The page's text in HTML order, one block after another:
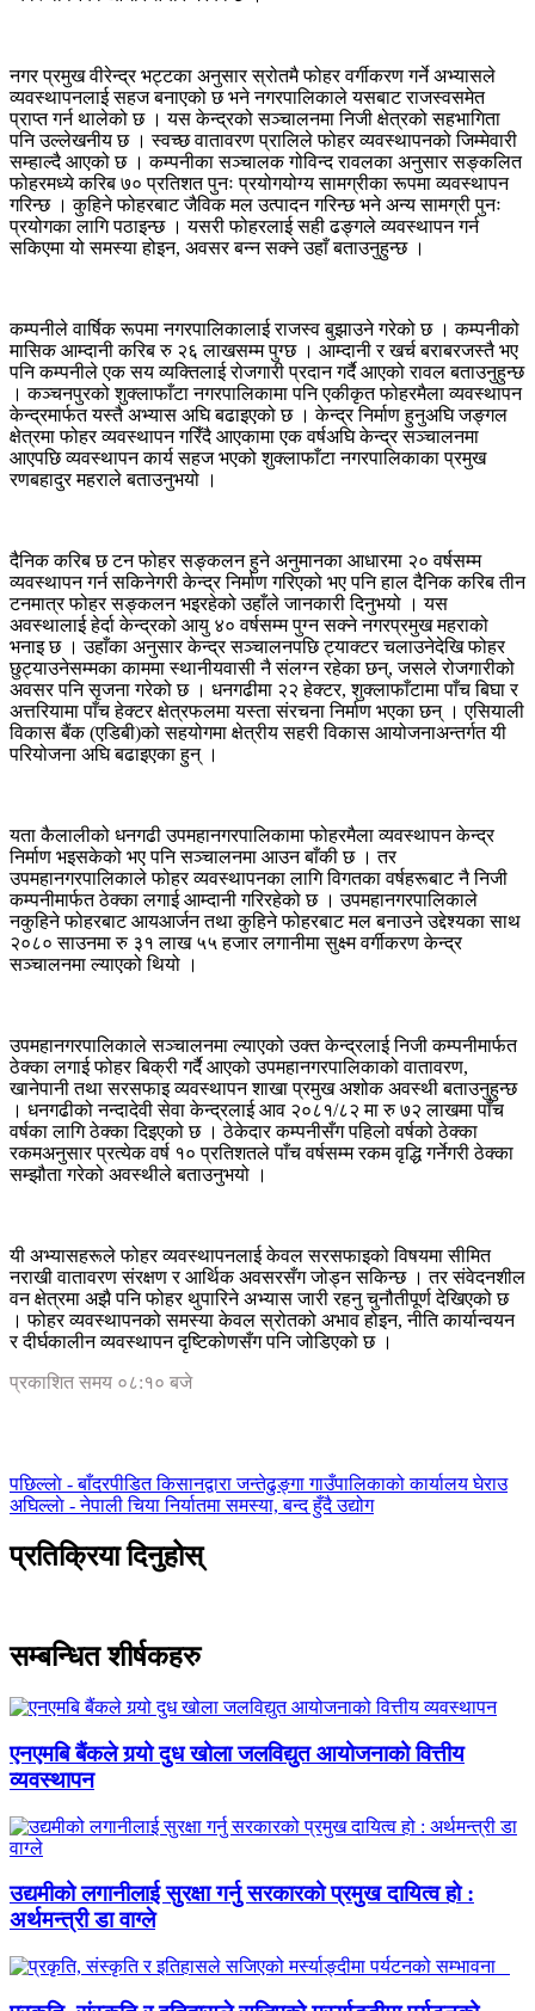
नगर प्रमुख वीरेन्द्र भट्टका अनुसार स्रोतमै फोहर वर्गीकरण गर्ने अभ्यासले
व्यवस्थापनलाई सहज बनाएको छ भने नगरपालिकाले यसबाट राजस्वसमेत
प्राप्त गर्न थालेको छ । यस केन्द्रको सञ्चालनमा निजी क्षेत्रको सहभागिता
पनि उल्लेखनीय छ । स्वच्छ वातावरण प्रालिले फोहर व्यवस्थापनको जिम्मेवारी
सम्हाल्दै आएको छ । कम्पनीका सञ्चालक गोविन्द रावलका अनुसार सङ्कलित
फोहरमध्ये करिब ७० प्रतिशत पुनः प्रयोगयोग्य सामग्रीका रूपमा व्यवस्थापन
गरिन्छ । कुहिने फोहरबाट जैविक मल उत्पादन गरिन्छ भने अन्य सामग्री पुनः
प्रयोगका लागि पठाइन्छ । यसरी फोहरलाई सही ढङ्गले व्यवस्थापन गर्न
सकिएमा यो समस्या होइन, अवसर बन्न सक्ने उहाँ बताउनुहुन्छ ।
कम्पनीले वार्षिक रूपमा नगरपालिकालाई राजस्व बुझाउने गरेको छ । कम्पनीको
मासिक आम्दानी करिब रु २६ लाखसम्म पुग्छ । आम्दानी र खर्च बराबरजस्तै भए
पनि कम्पनीले एक सय व्यक्तिलाई रोजगारी प्रदान गर्दै आएको रावल बताउनुहुन्छ
। कञ्चनपुरको शुक्लाफाँटा नगरपालिकामा पनि एकीकृत फोहरमैला व्यवस्थापन
केन्द्रमार्फत यस्तै अभ्यास अघि बढाइएको छ । केन्द्र निर्माण हुनुअघि जङ्गल
क्षेत्रमा फोहर व्यवस्थापन गरिँदै आएकामा एक वर्षअघि केन्द्र सञ्चालनमा
आएपछि व्यवस्थापन कार्य सहज भएको शुक्लाफाँटा नगरपालिकाका प्रमुख
रणबहादुर महराले बताउनुभयो ।
दैनिक करिब छ टन फोहर सङ्कलन हुने अनुमानका आधारमा २० वर्षसम्म
व्यवस्थापन गर्न सकिनेगरी केन्द्र निर्माण गरिएको भए पनि हाल दैनिक करिब तीन
टनमात्र फोहर सङ्कलन भइरहेको उहाँले जानकारी दिनुभयो । यस
अवस्थालाई हेर्दा केन्द्रको आयु ४० वर्षसम्म पुग्न सक्ने नगरप्रमुख महराको
भनाइ छ । उहाँका अनुसार केन्द्र सञ्चालनपछि ट्याक्टर चलाउनेदेखि फोहर
छुट्याउनेसम्मका काममा स्थानीयवासी नै संलग्न रहेका छन्, जसले रोजगारीको
अवसर पनि सृजना गरेको छ । धनगढीमा २२ हेक्टर, शुक्लाफाँटामा पाँच बिघा र
अत्तरियामा पाँच हेक्टर क्षेत्रफलमा यस्ता संरचना निर्माण भएका छन् । एसियाली
विकास बैंक (एडिबी)को सहयोगमा क्षेत्रीय सहरी विकास आयोजनाअन्तर्गत यी
परियोजना अघि बढाइएका हुन् ।
यता कैलालीको धनगढी उपमहानगरपालिकामा फोहरमैला व्यवस्थापन केन्द्र
निर्माण भइसकेको भए पनि सञ्चालनमा आउन बाँकी छ । तर
उपमहानगरपालिकाले फोहर व्यवस्थापनका लागि विगतका वर्षहरूबाट नै निजी
कम्पनीमार्फत ठेक्का लगाई आम्दानी गरिरहेको छ । उपमहानगरपालिकाले
नकुहिने फोहरबाट आयआर्जन तथा कुहिने फोहरबाट मल बनाउने उद्देश्यका साथ
२०८० साउनमा रु ३१ लाख ५५ हजार लगानीमा सुक्ष्म वर्गीकरण केन्द्र
सञ्चालनमा ल्याएको थियो ।
उपमहानगरपालिकाले सञ्चालनमा ल्याएको उक्त केन्द्रलाई निजी कम्पनीमार्फत
ठेक्का लगाई फोहर बिक्री गर्दै आएको उपमहानगरपालिकाको वातावरण,
खानेपानी तथा सरसफाइ व्यवस्थापन शाखा प्रमुख अशोक अवस्थी बताउनुहुन्छ
। धनगढीको नन्दादेवी सेवा केन्द्रलाई आव २०८१/८२ मा रु ७२ लाखमा पाँच
वर्षका लागि ठेक्का दिइएको छ । ठेकेदार कम्पनीसँग पहिलो वर्षको ठेक्का
रकमअनुसार प्रत्येक वर्ष १० प्रतिशतले पाँच वर्षसम्म रकम वृद्धि गर्नेगरी ठेक्का
सम्झौता गरेको अवस्थीले बताउनुभयो ।
यी अभ्यासहरूले फोहर व्यवस्थापनलाई केवल सरसफाइको विषयमा सीमित
नराखी वातावरण संरक्षण र आर्थिक अवसरसँग जोड्न सकिन्छ । तर संवेदनशील
वन क्षेत्रमा अझै पनि फोहर थुपारिने अभ्यास जारी रहनु चुनौतीपूर्ण देखिएको छ
। फोहर व्यवस्थापनको समस्या केवल स्रोतको अभाव होइन, नीति कार्यान्वयन
र दीर्घकालीन व्यवस्थापन दृष्टिकोणसँग पनि जोडिएको छ ।
प्रकाशित समय ०८:१० बजे
पछिल्लाे -बाँदरपीडित किसानद्वारा जन्तेढुङ्गा गाउँपालिकाको कार्यालय घेराउ
अघिल्लाे -नेपाली चिया निर्यातमा समस्या, बन्द हुँदै उद्योग
प्रतिक्रिया दिनुहोस्
सम्बन्धित शीर्षकहरु
एनएमबि बैंकले गर्‍यो दुध खोला जलविद्युत आयोजनाको वित्तीय
व्यवस्थापन
उद्यमीको लगानीलाई सुरक्षा गर्नु सरकारको प्रमुख दायित्व हो :
अर्थमन्त्री डा वाग्ले